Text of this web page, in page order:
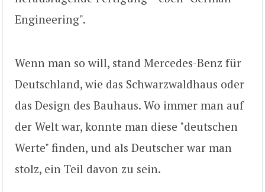
Engineering".
Wenn man so will, stand Mercedes-Benz für
Deutschland, wie das Schwarzwaldhaus oder
das Design des Bauhaus. Wo immer man auf
der Welt war, konnte man diese "deutschen
Werte" finden, und als Deutscher war man
stolz, ein Teil davon zu sein.